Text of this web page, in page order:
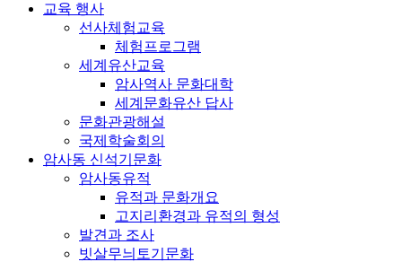
교육 행사
선사체험교육
체험프로그램
세계유산교육
암사역사 문화대학
세계문화유산 답사
문화관광해설
국제학술회의
암사동 신석기문화
암사동유적
유적과 문화개요
고지리환경과 유적의 형성
발견과 조사
빗살무늬토기문화